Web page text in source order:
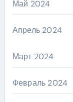
Май 2024
Апрель 2024
Март 2024
Февраль 2024